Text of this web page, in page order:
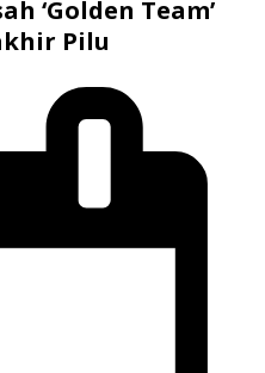
‘Golden Team’
Pilu